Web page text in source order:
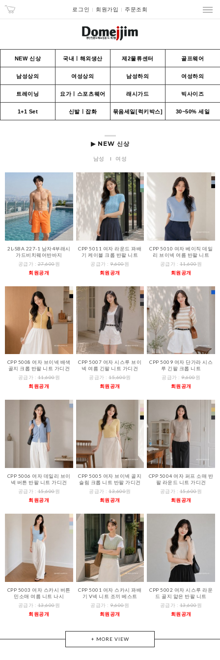
로그인 회원가입 주문조회
NEW 신상 국내ㅣ해외생산 제2물류센터 골프웨어
남성상의 여성상의 남성하의 여성하의
트레이닝 요가ㅣ스포츠웨어 래시가드 빅사이즈
1+1 Set 신발ㅣ잡화 묶음세일[럭키박스] 30~50% 세일
▶ NEW 신상
남성 여성
2L-SBA 227-1 남자4부래시
가드비치웨어반바지
공급가 :27,600원
회원공개
CPP 5011 여자 라운드 꽈배
기 케이블 크롭 반팔 니트
공급가 :9,600원
회원공개
CPP 5010 여자 베이직 데일
리 브이넥 여름 반팔 니트
공급가 : 11,600원
회원공개
CPP 5008 여자 브이넥 배색
골지 크롭 반팔 니트 가디건
공급가 :11,600원
회원공개
CPP 5007 여자 시스루 브이
넥 여름 긴팔 니트 가디건
공급가 :15,600원
회원공개
CPP 5009 여자 단가라 시스
루 긴팔 크롭 니트
공급가 :9,600원
회원공개
CPP 5006 여자 데일리 브이
넥 버튼 반팔 니트 가디건
공급가 :15,600원
회원공개
CPP 5005 여자 브이넥 골지
슬림 크롭 니트 반팔 가디건
공급가 :13,600원
회원공개
CPP 5004 여자 퍼프 소매 반
팔 라운드 니트 가디건
공급가 : 15,600원
회원공개
CPP 5003 여자 스카시 버튼
민소매 여름 니트 나시
공급가 :13,600원
회원공개
CPP 5001 여자 스카시 꽈배
기 V넥 니트 조끼 베스트
공급가 :9,600원
회원공개
CPP 5002 여자 시스루 라운
드 골지 얇은 반팔 니트
공급가 : 13,600원
회원공개
+ MORE VIEW